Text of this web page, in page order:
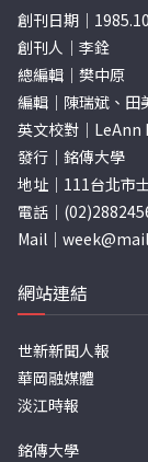
創刊日期｜
創刊人｜李銓
總編輯｜樊中原
編輯｜陳瑞斌、田
英文校對｜LeAnn
發行｜銘傳大學
地址｜111台北市
電話｜
Mail｜
網站連結
世新新聞人報
華岡融媒體
淡江時報
銘傳大學